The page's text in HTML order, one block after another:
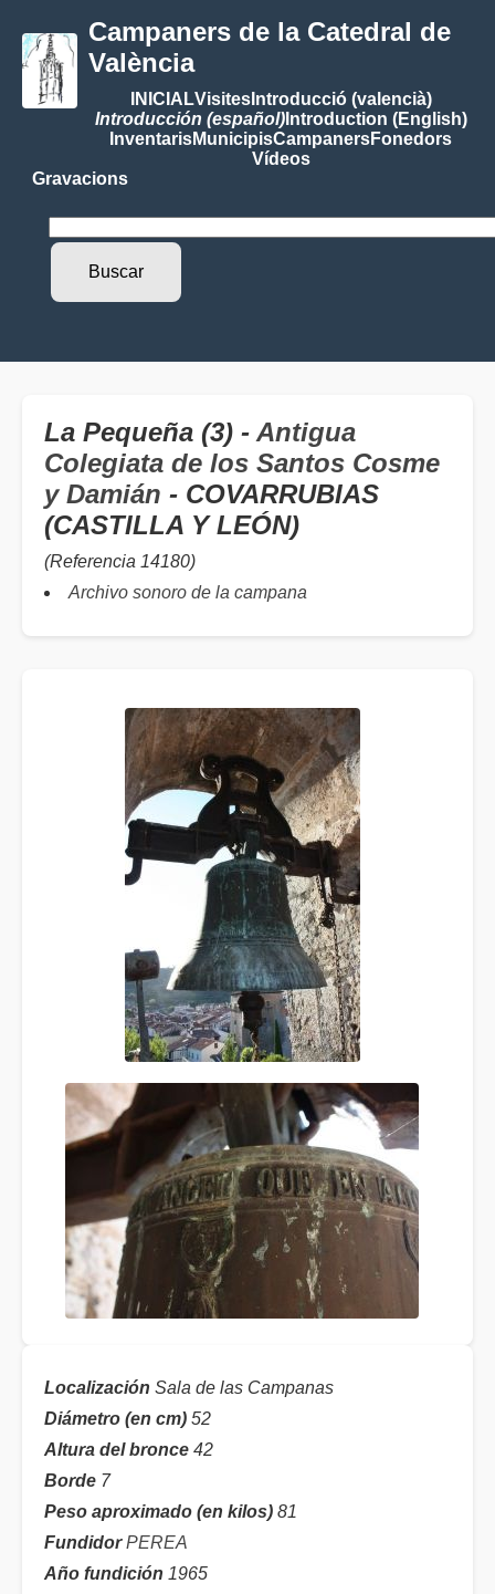
Campaners de la Catedral de
València
INICIALVisitesIntroducció (valencià)
Introducción (español)Introduction (English)
InventarisMunicipisCampanersFonedors
Vídeos
Gravacions
La Pequeña (3) - Antigua
Colegiata de los Santos Cosme
y Damián - COVARRUBIAS
(CASTILLA Y LEÓN)
(Referencia 14180)
Archivo sonoro de la campana
Localización Sala de las Campanas
Diámetro (en cm) 52
Altura del bronce 42
Borde 7
Peso aproximado (en kilos) 81
Fundidor PEREA
Año fundición 1965